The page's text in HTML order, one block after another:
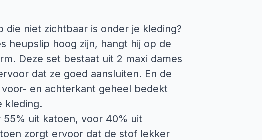
niet zichtbaar is onder je kleding?
heupslip hoog zijn, hangt hij op de
Deze set bestaat uit 2 maxi dames
dat ze goed aansluiten. En de
en achterkant geheel bedekt
kleding.
55% uit katoen, voor 40% uit
zorgt ervoor dat de stof lekker